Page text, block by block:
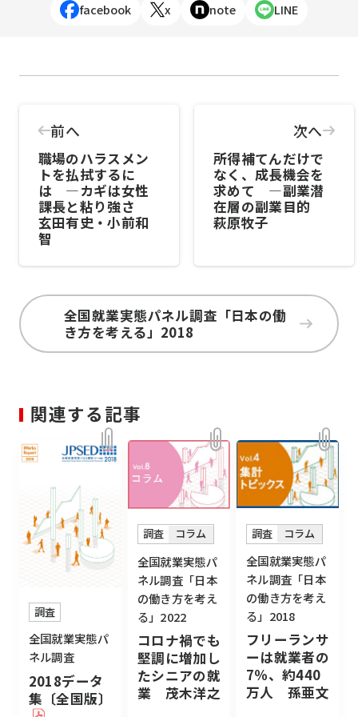
facebook x note LINE
前へ
職場のハラスメン
トを払拭するに
は ―カギは女性
課長と粘り強さ
玄田有史・小前和
智
次へ
所得補てんだけで
なく、成長機会を
求めて ―副業潜
在層の副業目的
萩原牧子
全国就業実態パネル調査「日本の働
き方を考える」2018
関連する記事
調査
全国就業実態パ
ネル調査
2018データ
集〔全国版〕
調査 コラム
全国就業実態パ
ネル調査「日本
の働き方を考え
る」2022
コロナ禍でも
堅調に増加し
たシニアの就
業 茂木洋之
調査 コラム
全国就業実態パ
ネル調査「日本
の働き方を考え
る」2018
フリーランサ
ーは就業者の
7％、約440
万人 孫亜文